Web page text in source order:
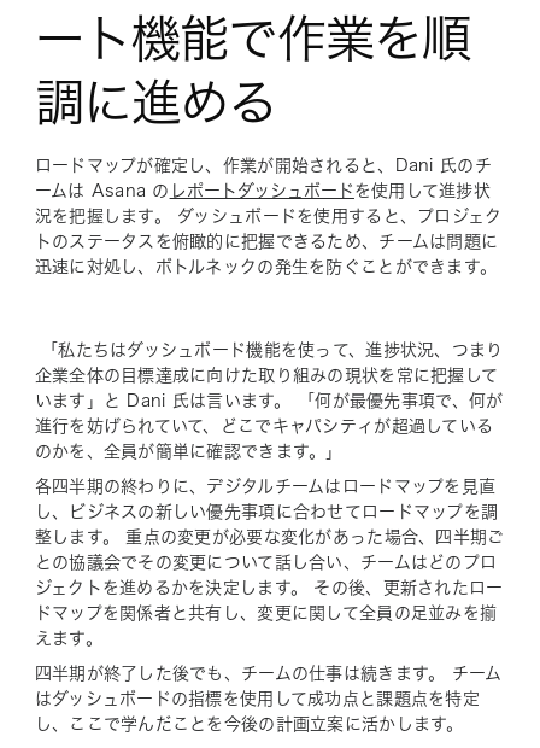
ート機能で作業を順
調に進める
ロードマップが確定し、作業が開始されると、Dani 氏のチ
ームは Asana の レポートダッシュボード を使用して進捗状
況を把握します。 ダッシュボードを使用すると、プロジェク
トのステータスを俯瞰的に把握できるため、チームは問題に
迅速に対処し、ボトルネックの発生を防ぐことができます。
「私たちはダッシュボード機能を使って、進捗状況、つまり
企業全体の目標達成に向けた取り組みの現状を常に把握して
います」と Dani 氏は言います。 「何が最優先事項で、何が
進行を妨げられていて、どこでキャパシティが超過している
のかを、全員が簡単に確認できます。」
各四半期の終わりに、デジタルチームはロードマップを見直
し、ビジネスの新しい優先事項に合わせてロードマップを調
整します。 重点の変更が必要な変化があった場合、四半期ご
との協議会でその変更について話し合い、チームはどのプロ
ジェクトを進めるかを決定します。 その後、更新されたロー
ドマップを関係者と共有し、変更に関して全員の足並みを揃
えます。
四半期が終了した後でも、チームの仕事は続きます。 チーム
はダッシュボードの指標を使用して成功点と課題点を特定
し、ここで学んだことを今後の計画立案に活かします。